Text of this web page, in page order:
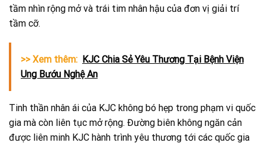
tầm nhìn rộng mở và trái tim nhân hậu của đơn vị giải trí
tầm cỡ.
>> Xem thêm: KJC Chia Sẻ Yêu Thương Tại Bệnh Viện
Ung Bướu Nghệ An
Tinh thần nhân ái của KJC không bó hẹp trong phạm vi quốc
gia mà còn liên tục mở rộng. Đường biên không ngăn cản
được liên minh KJC hành trình yêu thương tới các quốc gia